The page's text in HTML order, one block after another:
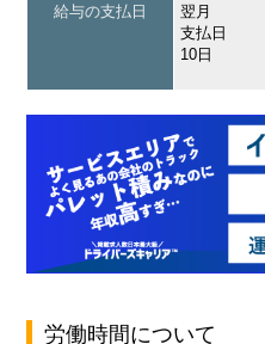
給与の支払日
翌月
支払日
10日
労働時間について